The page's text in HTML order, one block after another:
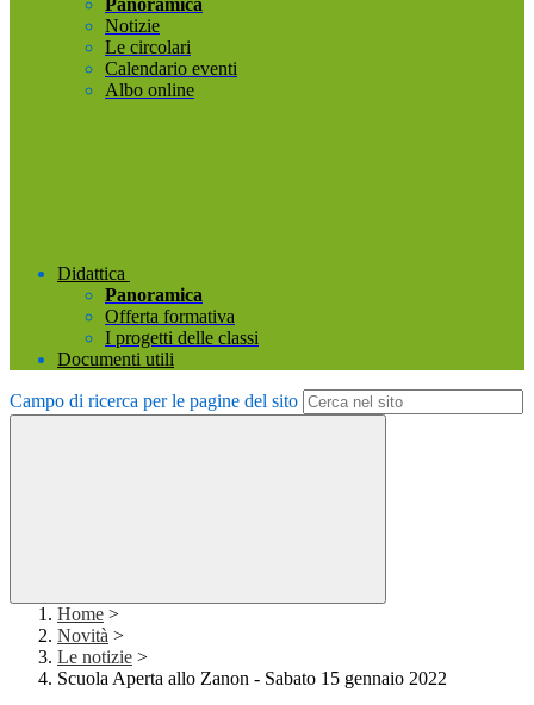
Panoramica
Notizie
Le circolari
Calendario eventi
Albo online
Didattica
Panoramica
Offerta formativa
I progetti delle classi
Documenti utili
Campo di ricerca per le pagine del sito
Home >
Novità >
Le notizie >
Scuola Aperta allo Zanon - Sabato 15 gennaio 2022